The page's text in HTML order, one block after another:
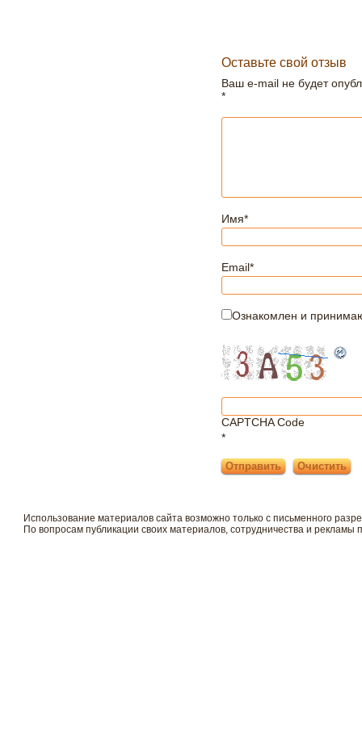
Оставьте свой отзыв
Ваш e-mail не будет
*
Имя*
Email*
Ознакомлен и
CAPTCHA Code
*
Использование материалов сайта возможно только с письменного
По вопросам публикации своих материалов, сотрудничества и